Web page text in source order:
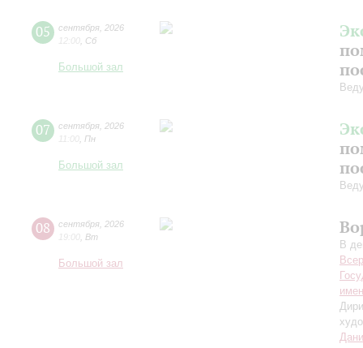
05 сентября 2026
12:00 Сб
Большой зал
07 сентября 2026
11:00 Пн
Большой зал
08 сентября 2026
19:00 Вт
Большой зал
В